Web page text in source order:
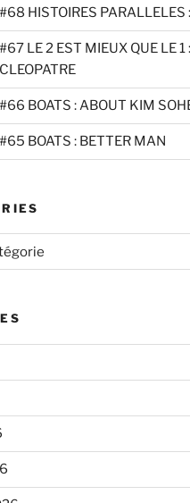
HISTOIRES PARALLELES
LE 2 EST MIEUX QUE LE 1
BOATS : ABOUT KIM
BOATS : BETTER MAN